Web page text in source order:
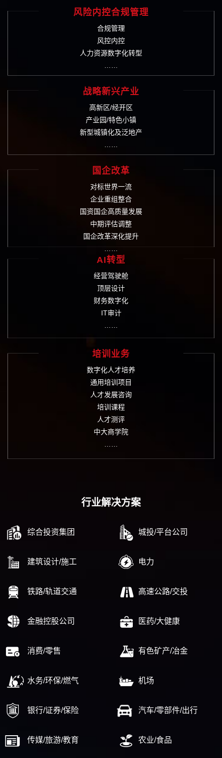
风险内控合规管理
合规管理
风控内控
人力资源数字化转型
战略新兴产业
高新区/经开区
产业园/特色小镇
新型城镇化及泛地产
国企改革
对标世界一流
企业重组整合
国资国企高质量发展
中期评估调整
国企改革深化提升
AI转型
经营驾驶舱
顶层设计
财务数字化
IT审计
培训业务
数字化人才培养
通用培训项目
人才发展咨询
培训课程
人才测评
中大商学院
行业解决方案
综合投资集团 城投/平台公司
建筑设计/施工 电力
铁路/轨道交通 高速公路/交投
金融控股公司 医药/大健康
消费/零售 有色矿产/冶金
水务/环保/燃气 机场
银行/证券/保险 汽车/零部件/出行
传媒/旅游/教育 农业/食品